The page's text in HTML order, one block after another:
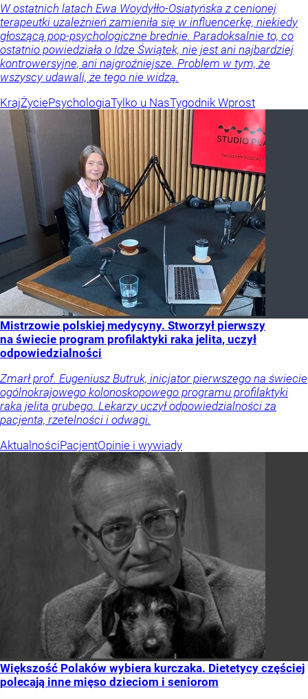
W ostatnich latach Ewa Woydyłło-Osiatyńska z cenionej
terapeutki uzależnień zamieniła się w influencerkę, niekiedy
głoszącą pop-psychologiczne brednie. Paradoksalnie to, co
ostatnio powiedziała o Idze Świątek, nie jest ani najbardziej
kontrowersyjne, ani najgroźniejsze. Problem w tym, że
wszyscy udawali, że tego nie widzą.
KrajŻyciePsychologiaTylko u NasTygodnik Wprost
Mistrzowie polskiej medycyny. Stworzył pierwszy
na świecie program profilaktyki raka jelita, uczył
odpowiedzialności
Zmarł prof. Eugeniusz Butruk, inicjator pierwszego na świecie
ogólnokrajowego kolonoskopowego programu profilaktyki
raka jelita grubego. Lekarzy uczył odpowiedzialności za
pacjenta, rzetelności i odwagi.
AktualnościPacjentOpinie i wywiady
Większość Polaków wybiera kurczaka. Dietetycy częściej
polecają inne mięso dzieciom i seniorom